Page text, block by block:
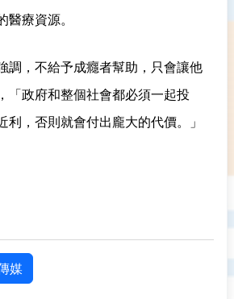
醫療資源。
調，不給予成癮者幫助，只會讓他
「政府和整個社會都必須一起投
利，否則就會付出龐大的代價。」
媒